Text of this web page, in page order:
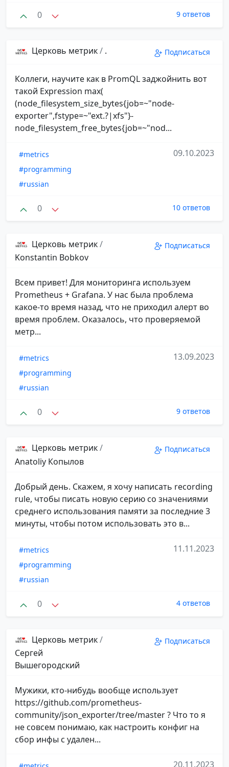
0 9 ответов
Церковь метрик/ . Подписаться
Коллеги, научите как в PromQL заджойнить вот
такой Expression max(
(node_filesystem_size_bytes{job=~"node-
exporter",fstype=~"ext.?|xfs"}-
node_filesystem_free_bytes{job=~"nod...
#metrics
#programming
#russian
09.10.2023
0 10 ответов
Церковь метрик/
Konstantin Bobkov
Подписаться
Всем привет! Для мониторинга используем
Prometheus + Grafana. У нас была проблема
какое-то время назад, что не приходил алерт во
время проблем. Оказалось, что проверяемой
метр...
#metrics
#programming
#russian
13.09.2023
0 9 ответов
Церковь метрик/
Anatoliy Копылов
Подписаться
Добрый день. Скажем, я хочу написать recording
rule, чтобы писать новую серию со значениями
среднего использования памяти за последние 3
минуты, чтобы потом использовать это в...
#metrics
#programming
#russian
11.11.2023
0 4 ответов
Церковь метрик/
Сергей
Вышегородский
Подписаться
Мужики, кто-нибудь вообще использует
https://github.com/prometheus-
community/json_exporter/tree/master ? Что то я
не совсем понимаю, как настроить конфиг на
сбор инфы с удален...
20.11.2023